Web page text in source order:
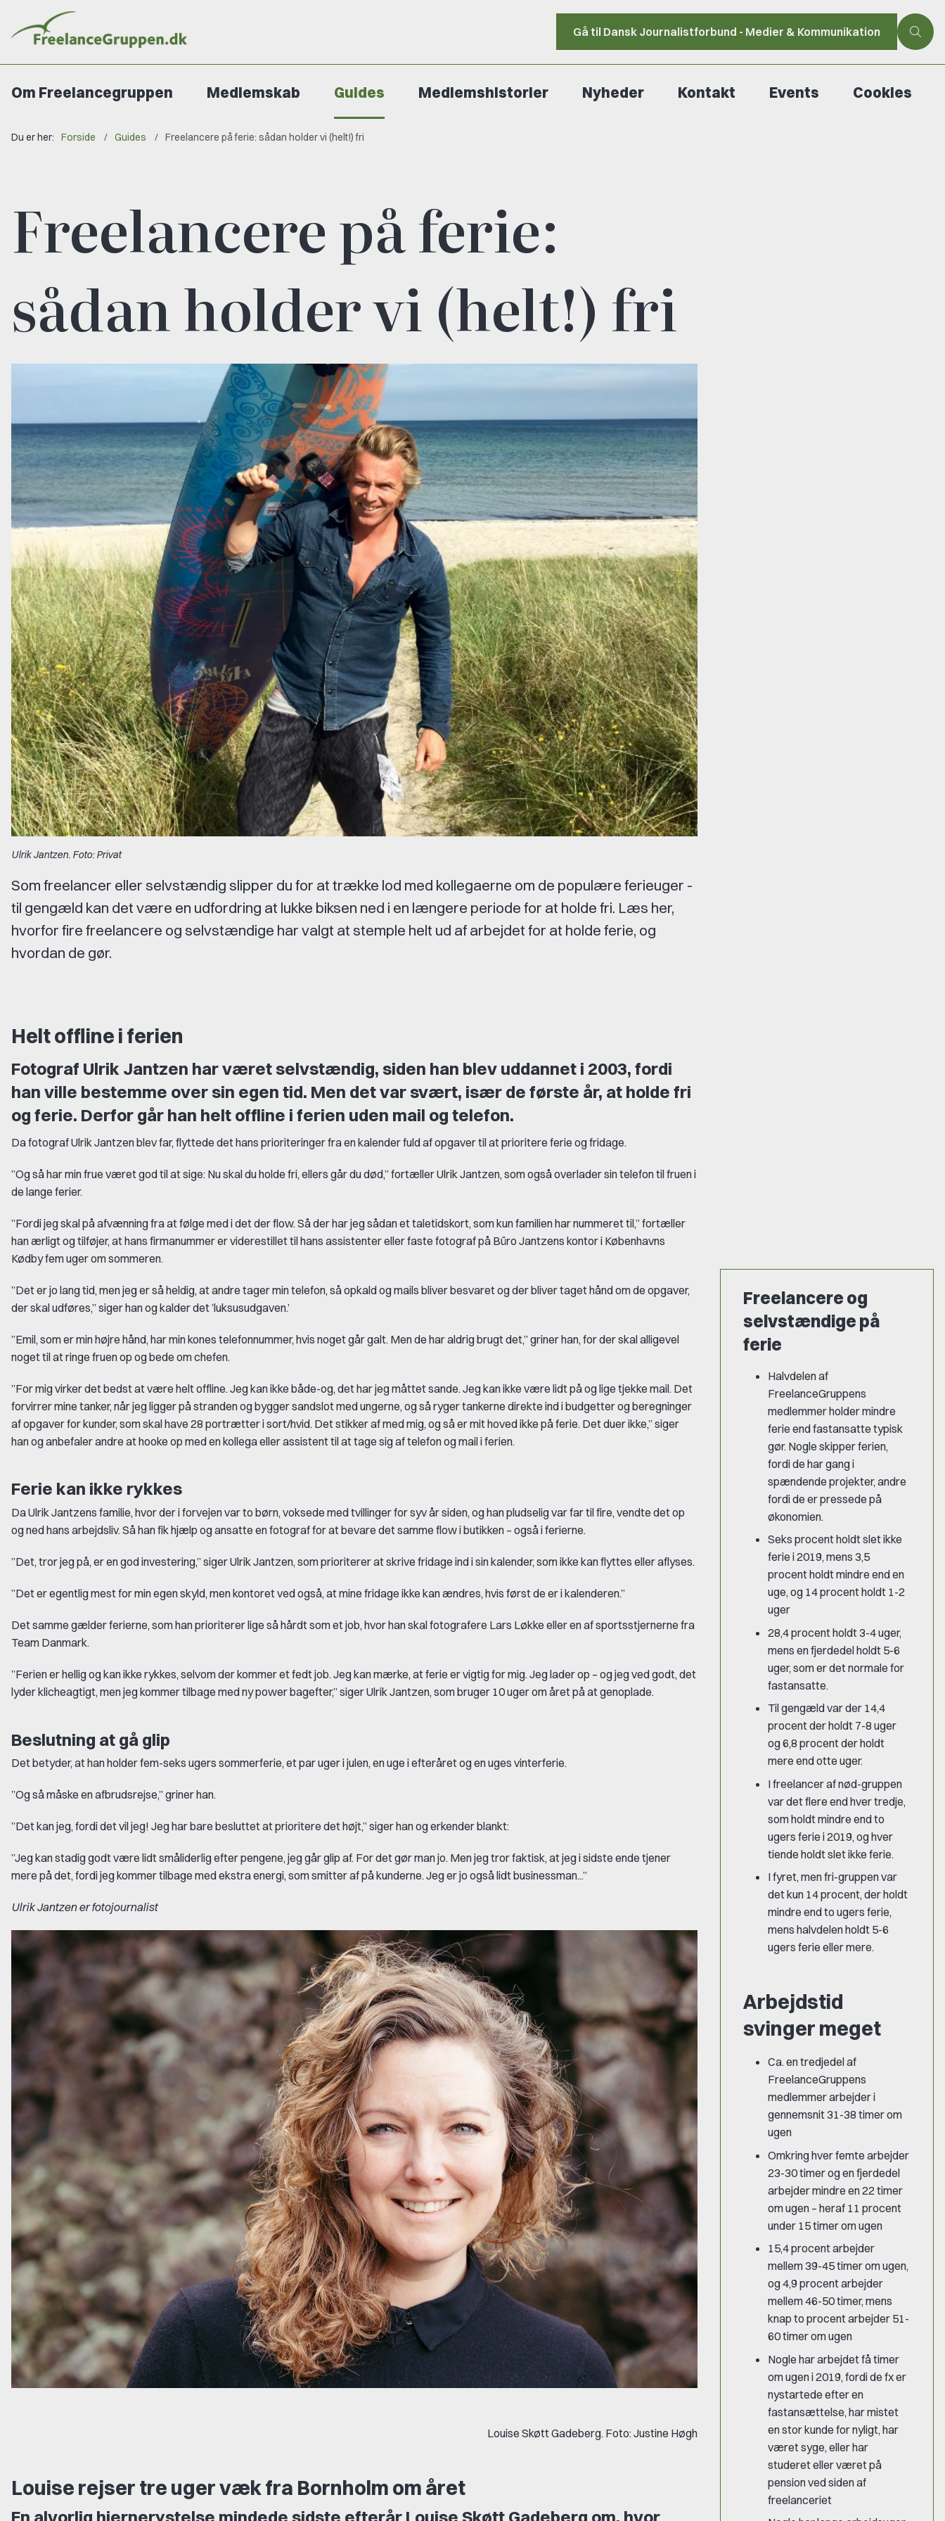
Gå til Dansk Journalistforbund - Medier & Kommunikation
Om Freelancegruppen Medlemskab Guides Medlemshistorier Nyheder Kontakt Events Cookies
Du er her: Forside Guides Freelancere på ferie: sådan holder vi (helt!) fri
Freelancere på ferie:
sådan holder vi (helt!) fri
Ulrik Jantzen. Foto: Privat
Som freelancer eller selvstændig slipper du for at trække lod med kollegaerne om de populære ferieuger -
til gengæld kan det være en udfordring at lukke biksen ned i en længere periode for at holde fri. Læs her,
hvorfor fire freelancere og selvstændige har valgt at stemple helt ud af arbejdet for at holde ferie, og
hvordan de gør.
Helt offline i ferien
Fotograf Ulrik Jantzen har været selvstændig, siden han blev uddannet i 2003, fordi
han ville bestemme over sin egen tid. Men det var svært, især de første år, at holde fri
og ferie. Derfor går han helt offline i ferien uden mail og telefon.
Da fotograf Ulrik Jantzen blev far, flyttede det hans prioriteringer fra en kalender fuld af opgaver til at prioritere ferie og fridage.
”Og så har min frue været god til at sige: Nu skal du holde fri, ellers går du død,” fortæller Ulrik Jantzen, som også overlader sin telefon til fruen i
de lange ferier.
”Fordi jeg skal på afvænning fra at følge med i det der flow. Så der har jeg sådan et taletidskort, som kun familien har nummeret til,” fortæller
han ærligt og tilføjer, at hans firmanummer er viderestillet til hans assistenter eller faste fotograf på Büro Jantzens kontor i Københavns
Kødby fem uger om sommeren.
”Det er jo lang tid, men jeg er så heldig, at andre tager min telefon, så opkald og mails bliver besvaret og der bliver taget hånd om de opgaver,
der skal udføres,” siger han og kalder det ’luksusudgaven.’
”Emil, som er min højre hånd, har min kones telefonnummer, hvis noget går galt. Men de har aldrig brugt det,” griner han, for der skal alligevel
noget til at ringe fruen op og bede om chefen.
”For mig virker det bedst at være helt offline. Jeg kan ikke både-og, det har jeg måttet sande. Jeg kan ikke være lidt på og lige tjekke mail. Det
forvirrer mine tanker, når jeg ligger på stranden og bygger sandslot med ungerne, og så ryger tankerne direkte ind i budgetter og beregninger
af opgaver for kunder, som skal have 28 portrætter i sort/hvid. Det stikker af med mig, og så er mit hoved ikke på ferie. Det duer ikke,” siger
han og anbefaler andre at hooke op med en kollega eller assistent til at tage sig af telefon og mail i ferien.
Ferie kan ikke rykkes
Da Ulrik Jantzens familie, hvor der i forvejen var to børn, voksede med tvillinger for syv år siden, og han pludselig var far til fire, vendte det op
og ned hans arbejdsliv. Så han fik hjælp og ansatte en fotograf for at bevare det samme flow i butikken – også i ferierne.
”Det, tror jeg på, er en god investering,” siger Ulrik Jantzen, som prioriterer at skrive fridage ind i sin kalender, som ikke kan flyttes eller aflyses.
”Det er egentlig mest for min egen skyld, men kontoret ved også, at mine fridage ikke kan ændres, hvis først de er i kalenderen.”
Det samme gælder ferierne, som han prioriterer lige så hårdt som et job, hvor han skal fotografere Lars Løkke eller en af sportsstjernerne fra
Team Danmark.
”Ferien er hellig og kan ikke rykkes, selvom der kommer et fedt job. Jeg kan mærke, at ferie er vigtig for mig. Jeg lader op – og jeg ved godt, det
lyder klicheagtigt, men jeg kommer tilbage med ny power bagefter,” siger Ulrik Jantzen, som bruger 10 uger om året på at genoplade.
Beslutning at gå glip
Det betyder, at han holder fem-seks ugers sommerferie, et par uger i julen, en uge i efteråret og en uges vinterferie.
”Og så måske en afbrudsrejse,” griner han.
”Det kan jeg, fordi det vil jeg! Jeg har bare besluttet at prioritere det højt,” siger han og erkender blankt:
”Jeg kan stadig godt være lidt småliderlig efter pengene, jeg går glip af. For det gør man jo. Men jeg tror faktisk, at jeg i sidste ende tjener
mere på det, fordi jeg kommer tilbage med ekstra energi, som smitter af på kunderne. Jeg er jo også lidt businessman...”
Ulrik Jantzen er fotojournalist
Louise Skøtt Gadeberg. Foto: Justine Høgh
Louise rejser tre uger væk fra Bornholm om året
En alvorlig hjernerystelse mindede sidste efterår Louise Skøtt Gadeberg om, hvor
Freelancere og
selvstændige på
ferie
Halvdelen af
FreelanceGruppens
medlemmer holder mindre
ferie end fastansatte typisk
gør. Nogle skipper ferien,
fordi de har gang i
spændende projekter, andre
fordi de er pressede på
økonomien.
Seks procent holdt slet ikke
ferie i 2019, mens 3,5
procent holdt mindre end en
uge, og 14 procent holdt 1-2
uger
28,4 procent holdt 3-4 uger,
mens en fjerdedel holdt 5-6
uger, som er det normale for
fastansatte.
Til gengæld var der 14,4
procent der holdt 7-8 uger
og 6,8 procent der holdt
mere end otte uger.
I freelancer af nød-gruppen
var det flere end hver tredje,
som holdt mindre end to
ugers ferie i 2019, og hver
tiende holdt slet ikke ferie.
I fyret, men fri-gruppen var
det kun 14 procent, der holdt
mindre end to ugers ferie,
mens halvdelen holdt 5-6
ugers ferie eller mere.
Arbejdstid
svinger meget
Ca. en tredjedel af
FreelanceGruppens
medlemmer arbejder i
gennemsnit 31-38 timer om
ugen
Omkring hver femte arbejder
23-30 timer og en fjerdedel
arbejder mindre en 22 timer
om ugen – heraf 11 procent
under 15 timer om ugen
15,4 procent arbejder
mellem 39-45 timer om ugen,
og 4,9 procent arbejder
mellem 46-50 timer, mens
knap to procent arbejder 51-
60 timer om ugen
Nogle har arbejdet få timer
om ugen i 2019, fordi de fx er
nystartede efter en
fastansættelse, har mistet
en stor kunde for nyligt, har
været syge, eller har
studeret eller været på
pension ved siden af
freelanceriet